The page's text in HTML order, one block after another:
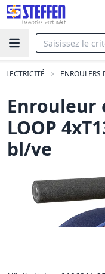
ENROULERS
Enrouleur
LOOP
bl/ve